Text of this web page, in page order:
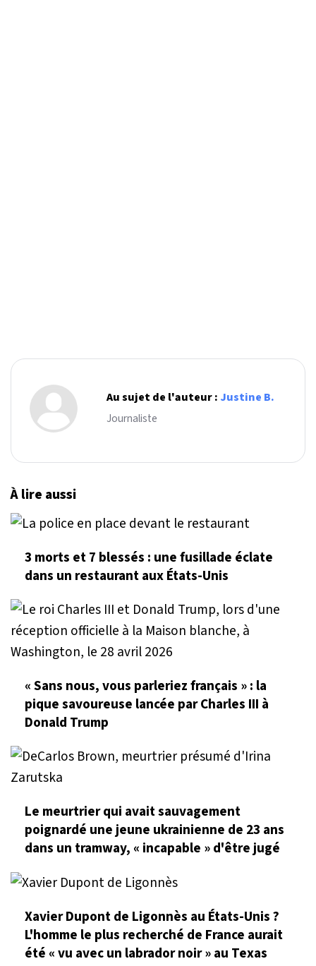
Au sujet de l'auteur : Justine B.
Journaliste
À lire aussi
3 morts et 7 blessés : une fusillade éclate
dans un restaurant aux États-Unis
« Sans nous, vous parleriez français » : la
pique savoureuse lancée par Charles III à
Donald Trump
Le meurtrier qui avait sauvagement
poignardé une jeune ukrainienne de 23 ans
dans un tramway, « incapable » d'être jugé
Xavier Dupont de Ligonnès au États-Unis ?
L'homme le plus recherché de France aurait
été « vu avec un labrador noir » au Texas